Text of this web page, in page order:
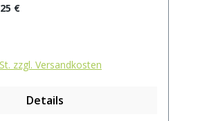
€
zzgl. Versandkosten
Details